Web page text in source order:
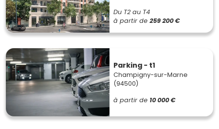
Du T2 au T4
à partir de 259 200 €
Parking - t1
Champigny-sur-Marne
(94500)
à partir de 10 000 €